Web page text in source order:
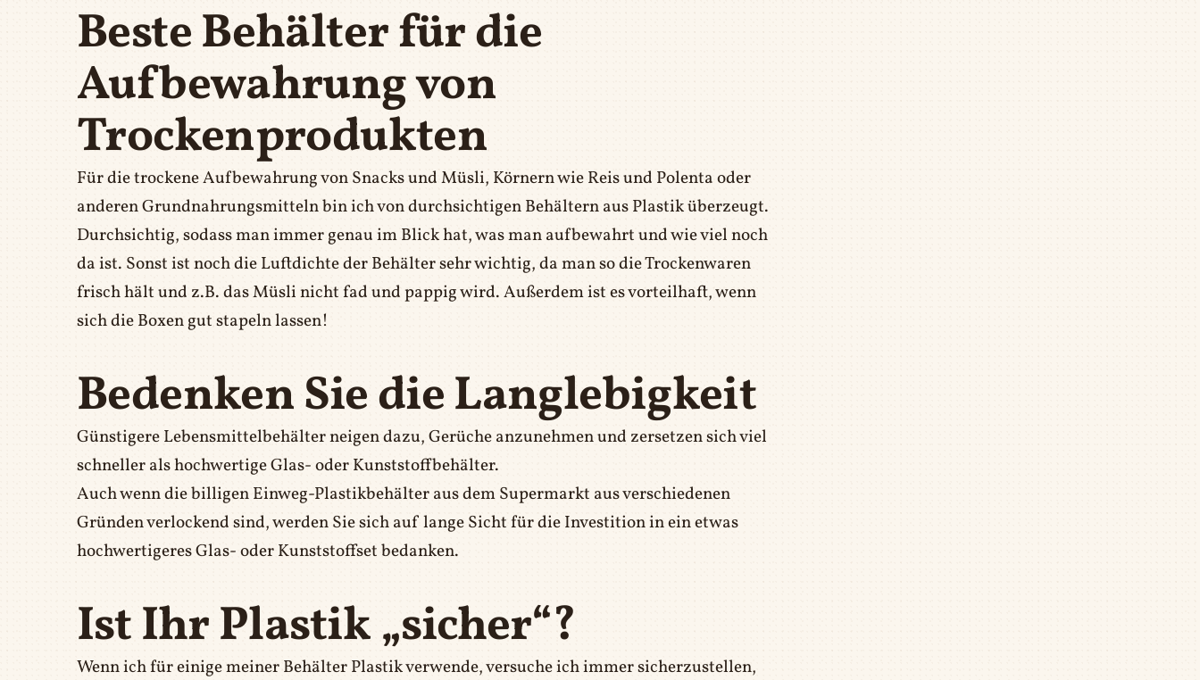
Beste Behälter für die
Aufbewahrung von
Trockenprodukten
Für die trockene Aufbewahrung von Snacks und Müsli, Körnern wie Reis und Polenta oder
anderen Grundnahrungsmitteln bin ich von durchsichtigen Behältern aus Plastik überzeugt.
Durchsichtig, sodass man immer genau im Blick hat, was man aufbewahrt und wie viel noch
da ist. Sonst ist noch die Luftdichte der Behälter sehr wichtig, da man so die Trockenwaren
frisch hält und z.B. das Müsli nicht fad und pappig wird. Außerdem ist es vorteilhaft, wenn
sich die Boxen gut stapeln lassen!
Bedenken Sie die Langlebigkeit
Günstigere Lebensmittelbehälter neigen dazu, Gerüche anzunehmen und zersetzen sich viel
schneller als hochwertige Glas- oder Kunststoffbehälter.
Auch wenn die billigen Einweg-Plastikbehälter aus dem Supermarkt aus verschiedenen
Gründen verlockend sind, werden Sie sich auf lange Sicht für die Investition in ein etwas
hochwertigeres Glas- oder Kunststoffset bedanken.
Ist Ihr Plastik „sicher“?
Wenn ich für einige meiner Behälter Plastik verwende, versuche ich immer sicherzustellen,